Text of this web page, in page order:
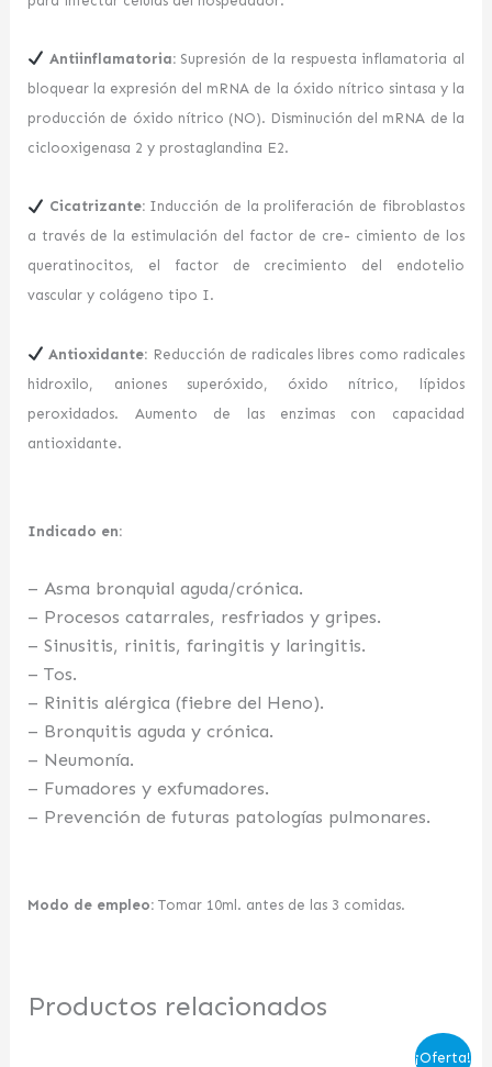
Antiinflamatoria:Supresión de la respuesta inflamatoria al
bloquear la expresión del mRNA de la óxido nítrico sintasa y la
producción de óxido nítrico (NO). Disminución del mRNA de la
ciclooxigenasa 2 y prostaglandina E2.
Cicatrizante:Inducción de la proliferación de fibroblastos
a través de la estimulación del factor de cre- cimiento de los
queratinocitos, el factor de crecimiento del endotelio
vascular y colágeno tipo I.
Antioxidante: Reducción de radicales libres como radicales
hidroxilo, aniones superóxido, óxido nítrico, lípidos
peroxidados. Aumento de las enzimas con capacidad
antioxidante.
Indicado en:
– Asma bronquial aguda/crónica.
– Procesos catarrales, resfriados y gripes.
– Sinusitis, rinitis, faringitis y laringitis.
– Tos.
– Rinitis alérgica (fiebre del Heno).
– Bronquitis aguda y crónica.
– Neumonía.
– Fumadores y exfumadores.
– Prevención de futuras patologías pulmonares.
Modo de empleo: Tomar 10ml. antes de las 3 comidas.
Productos relacionados
¡Oferta!